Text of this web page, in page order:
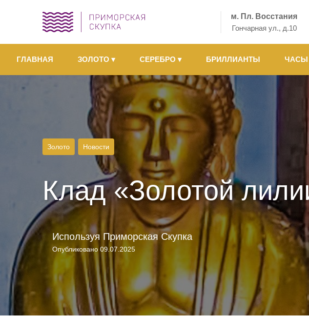
м. Пл. Восстания
Гончарная ул., д.10
ГЛАВНАЯ ЗОЛОТО ▾ СЕРЕБРО ▾ БРИЛЛИАНТЫ ЧАСЫ
Золото Новости
Клад «Золотой
Используя Приморская Скупка
Опубликовано 09.07.2025